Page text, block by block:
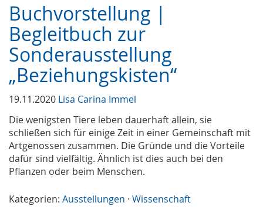
Buchvorstellung |
Begleitbuch zur
Sonderausstellung
„Beziehungskisten“
19.11.2020 Lisa Carina Immel
Die wenigsten Tiere leben dauerhaft allein, sie
schließen sich für einige Zeit in einer Gemeinschaft mit
Artgenossen zusammen. Die Gründe und die Vorteile
dafür sind vielfältig. Ähnlich ist dies auch bei den
Pflanzen oder beim Menschen.
Kategorien: Ausstellungen · Wissenschaft